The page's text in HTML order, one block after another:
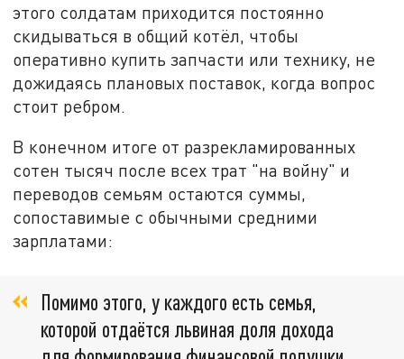
этого солдатам приходится постоянно
скидываться в общий котёл, чтобы
оперативно купить запчасти или технику, не
дожидаясь плановых поставок, когда вопрос
стоит ребром.
В конечном итоге от разрекламированных
сотен тысяч после всех трат "на войну" и
переводов семьям остаются суммы,
сопоставимые с обычными средними
зарплатами:
Помимо этого, у каждого есть семья,
которой отдаётся львиная доля дохода